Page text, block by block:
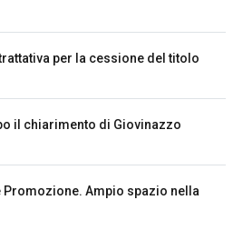
per la cessione del titolo
il chiarimento di Giovinazzo
Promozione. Ampio spazio nella